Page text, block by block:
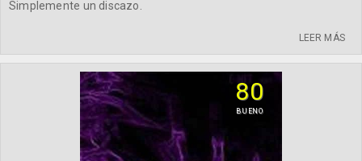
Simplemente un discazo.
LEER MÁS
80
BUENO